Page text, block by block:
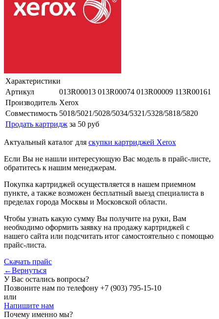
Характеристики
Артикул
013R00013 013R00074 013R00009 113R00161
Производитель Xerox
Совместимость 5018/5021/5028/5034/5321/5328/5818/5820
Продать картридж за 50 руб
Актуальный каталог для скупки картриджей Xerox
Если Вы не нашли интересующую Вас модель в прайс-листе,
обратитесь к нашим менеджерам.
Покупка картриджей осуществляется в нашем приемном
пункте, а также возможен бесплатный выезд специалиста в
пределах города Москвы и Московской области.
Чтобы узнать какую сумму Вы получите на руки, Вам
необходимо оформить заявку на продажу картриджей с
нашего сайта или подсчитать итог самостоятельно с помощью
прайс-листа.
Скачать прайс
←Вернуться
У Вас остались вопросы?
Позвоните нам по телефону +7 (903) 795-15-10
или
Напишите нам
Почему именно мы?